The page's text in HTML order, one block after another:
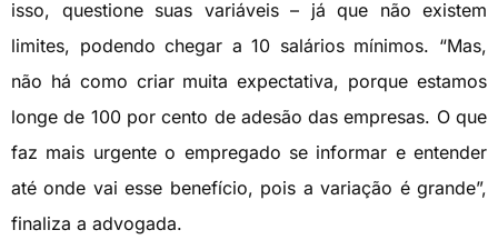
isso, questione suas variáveis – já que não existem
limites, podendo chegar a 10 salários mínimos. “Mas,
não há como criar muita expectativa, porque estamos
longe de 100 por cento de adesão das empresas. O que
faz mais urgente o empregado se informar e entender
até onde vai esse benefício, pois a variação é grande”,
finaliza a advogada.